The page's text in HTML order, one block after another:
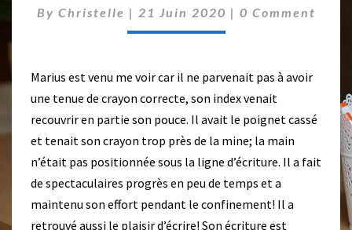
U
E
R
A
S
I
X
By Christelle | 21 Juin 2020 | C
O
N
S
0 Comment
Marius est venu me voir car il ne parvenait pas à avoir
une tenue de crayon correcte, son index venait
recouvrir en partie son pouce. Il avait le poignet cassé
et tenait son crayon trop près de la mine; la main
n’était pas positionnée sous la ligne d’écriture. Il a fait
de spectaculaires progrès en peu de temps et a
maintenu son effort pendant le confinement! Il a
retrouvé aussi le plaisir d’écrire! Son écriture est